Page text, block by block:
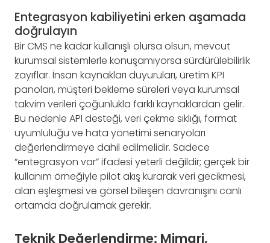
Entegrasyon kabiliyetini erken aşamada
doğrulayın
Bir CMS ne kadar kullanışlı olursa olsun, mevcut
kurumsal sistemlerle konuşamıyorsa sürdürülebilirlik
zayıflar. İnsan kaynakları duyuruları, üretim KPI
panoları, müşteri bekleme süreleri veya kurumsal
takvim verileri çoğunlukla farklı kaynaklardan gelir.
Bu nedenle API desteği, veri çekme sıklığı, format
uyumluluğu ve hata yönetimi senaryoları
değerlendirmeye dahil edilmelidir. Sadece
“entegrasyon var” ifadesi yeterli değildir; gerçek bir
kullanım örneğiyle pilot akış kurarak veri gecikmesi,
alan eşleşmesi ve görsel bileşen davranışını canlı
ortamda doğrulamak gerekir.
Teknik Değerlendirme: Mimari,